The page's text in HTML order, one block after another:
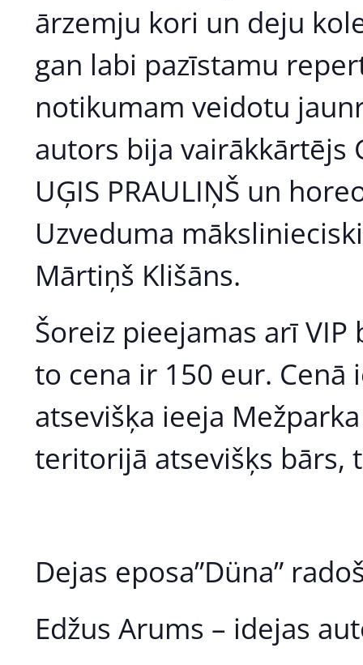
ārzemju kori un deju
gan labi pazīstamu
notikumam veidotu
autors bija vairākkārtējs
UĢIS PRAULIŅŠ un
Uzveduma
Mārtiņš Klišāns.
Šoreiz pieejamas arī
to cena ir 150 eur.
atsevišķa ieeja
teritorijā atsevišķs bārs,
Dejas eposa”Düna”
Edžus Arums – idejas